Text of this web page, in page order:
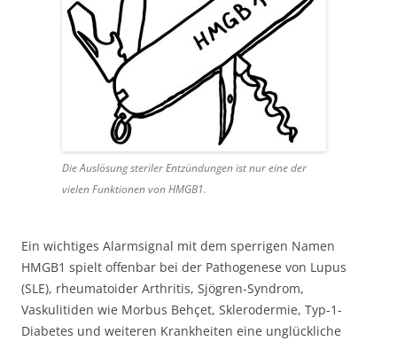
Die Auslösung steriler Entzündungen ist nur eine der
vielen Funktionen von HMGB1.
Ein wichtiges Alarmsignal mit dem sperrigen Namen
HMGB1 spielt offenbar bei der Pathogenese von Lupus
(SLE), rheumatoider Arthritis, Sjögren-Syndrom,
Vaskulitiden wie Morbus Behçet, Sklerodermie, Typ-1-
Diabetes und weiteren Krankheiten eine unglückliche